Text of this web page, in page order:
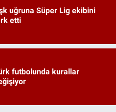
uğruna Süper Lig ekibini
etti
futbolunda kurallar